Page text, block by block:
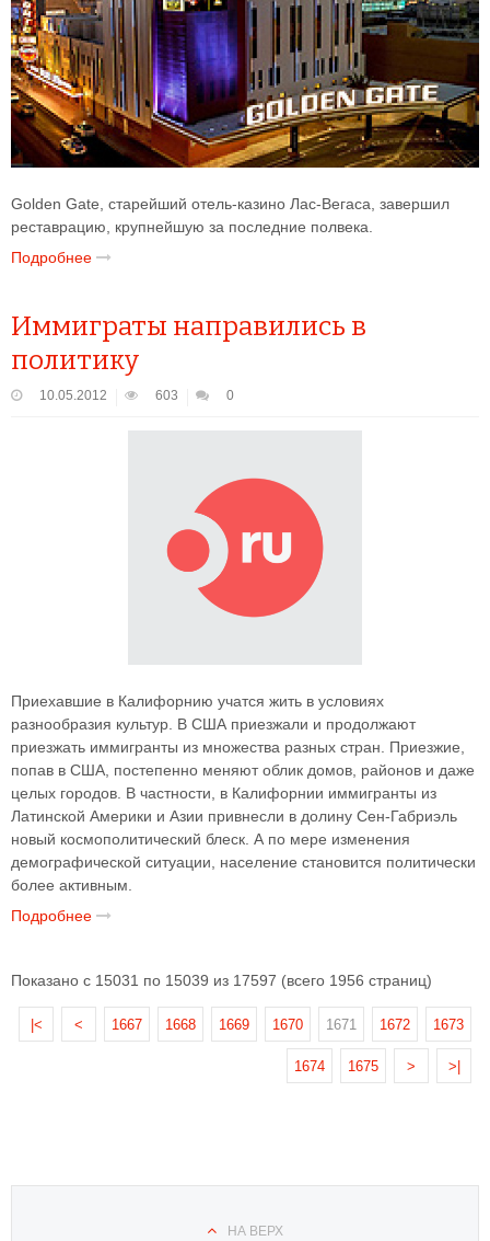
Golden Gate, старейший отель-казино Лас-Вегаса, завершил
реставрацию, крупнейшую за последние полвека.
Подробнее
Иммиграты направились в
политику
10.05.2012 603 0
Приехавшие в Калифорнию учатся жить в условиях
разнообразия культур. В США приезжали и продолжают
приезжать иммигранты из множества разных стран. Приезжие,
попав в США, постепенно меняют облик домов, районов и даже
целых городов. В частности, в Калифорнии иммигранты из
Латинской Америки и Азии привнесли в долину Сен-Габриэль
новый космополитический блеск. А по мере изменения
демографической ситуации, население становится политически
более активным.
Подробнее
Показано с 15031 по 15039 из 17597 (всего 1956 страниц)
|< < 1667 1668 1669 1670 1671 1672 1673
1674 1675 > >|
НА ВЕРХ